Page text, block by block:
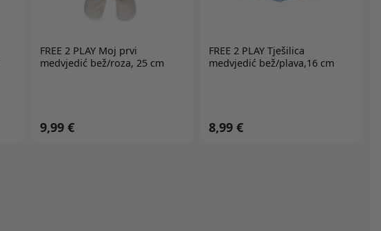
FREE 2 PLAY Moj prvi
medvjedić bež/roza, 25 cm
9,99 €
FREE 2 PLAY Tješilica
medvjedić bež/plava,16 cm
8,99 €